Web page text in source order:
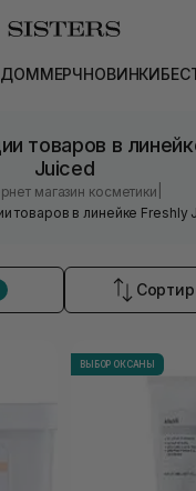
ДОММЕРЧНОВИНКИ
товаров в
Juiced
магазин косметики
товаров в линейке Freshly
ВЫБОР ОКСАНЫ